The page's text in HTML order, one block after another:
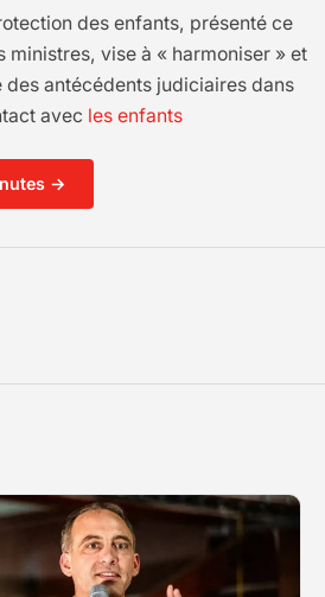
des enfants, présenté ce
ministres, vise à « harmoniser » et
antécédents judiciaires dans
avec les enfants
→